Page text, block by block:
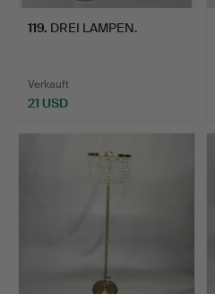
119. DREI LAMPEN.
Verkauft
21 USD